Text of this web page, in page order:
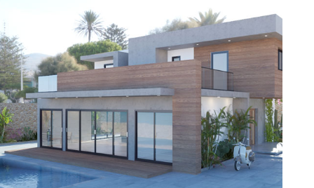
Villa
Découvrir →